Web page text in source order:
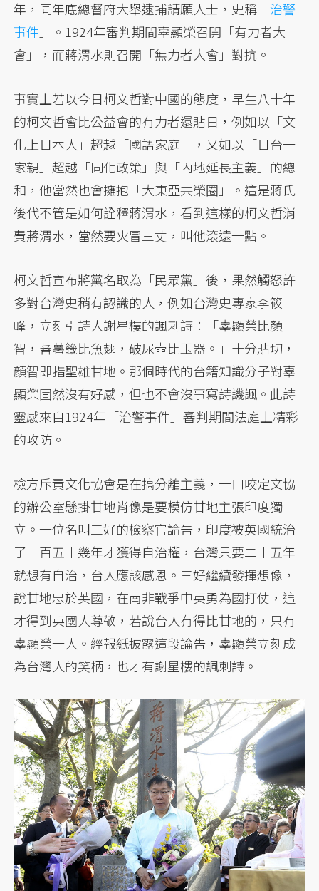
年，同年底總督府大舉逮捕請願人士，史稱「治警
事件 」。1924年審判期間辜顯榮召開「有力者大
會」，而蔣渭水則召開「無力者大會」對抗。
事實上若以今日柯文哲對中國的態度，早生八十年
的柯文哲會比公益會的有力者還貼日，例如以「文
化上日本人」超越「國語家庭」，又如以「日台一
家親」超越「同化政策」與「內地延長主義」的總
和，他當然也會擁抱「大東亞共榮圈」。這是蔣氏
後代不管是如何詮釋蔣渭水，看到這樣的柯文哲消
費蔣渭水，當然要火冒三丈，叫他滾遠一點。
柯文哲宣布將黨名取為「民眾黨」後，果然觸怒許
多對台灣史稍有認識的人，例如台灣史專家李筱
峰，立刻引詩人謝星樓的諷刺詩：「辜顯榮比顏
智，蕃薯籤比魚翅，破尿壺比玉器。」十分貼切，
顏智即指聖雄甘地。那個時代的台籍知識分子對辜
顯榮固然沒有好感，但也不會沒事寫詩譏諷。此詩
靈感來自1924年「治警事件」審判期間法庭上精彩
的攻防。
檢方斥責文化協會是在搞分離主義，一口咬定文協
的辦公室懸掛甘地肖像是要模仿甘地主張印度獨
立。一位名叫三好的檢察官論告，印度被英國統治
了一百五十幾年才獲得自治權，台灣只要二十五年
就想有自治，台人應該感恩。三好繼續發揮想像，
說甘地忠於英國，在南非戰爭中英勇為國打仗，這
才得到英國人尊敬，若說台人有得比甘地的，只有
辜顯榮一人。經報紙披露這段論告，辜顯榮立刻成
為台灣人的笑柄，也才有謝星樓的諷刺詩。